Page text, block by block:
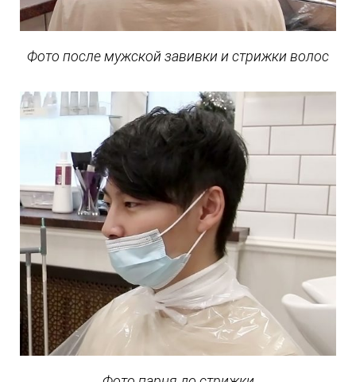
Фото после мужской завивки и стрижки волос